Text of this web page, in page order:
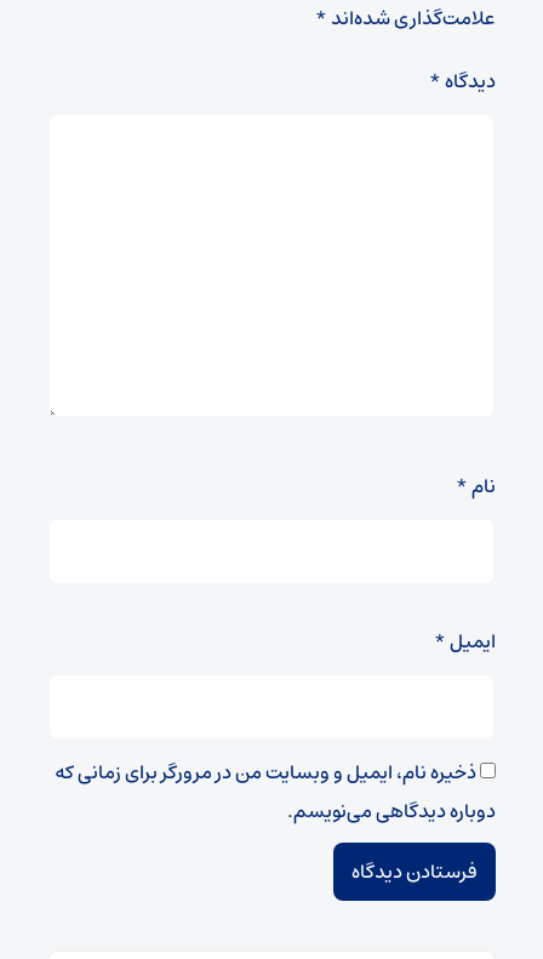
علامت‌گذاری شده‌اند*
دیدگاه*
نام*
ایمیل*
ذخیره نام، ایمیل و وبسایت من در مرورگر برای زمانی که
دوباره دیدگاهی می‌نویسم.